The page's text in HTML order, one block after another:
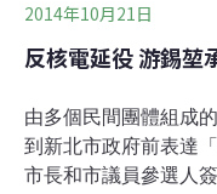
2014年10月21日
反核電延役 游錫堃
由多個民間團體組成
到新北市政府前表達
市長和市議員參選人